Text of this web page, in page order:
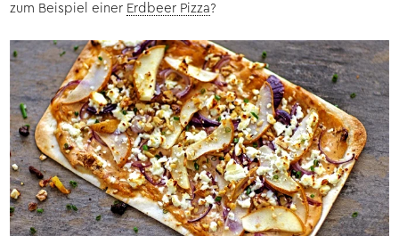
zum Beispiel einer Erdbeer Pizza?